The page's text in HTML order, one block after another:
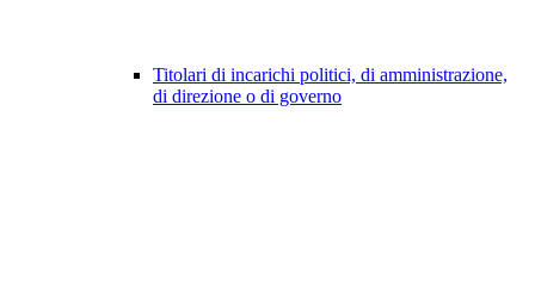
Titolari di incarichi politici, di amministrazione,
di direzione o di governo